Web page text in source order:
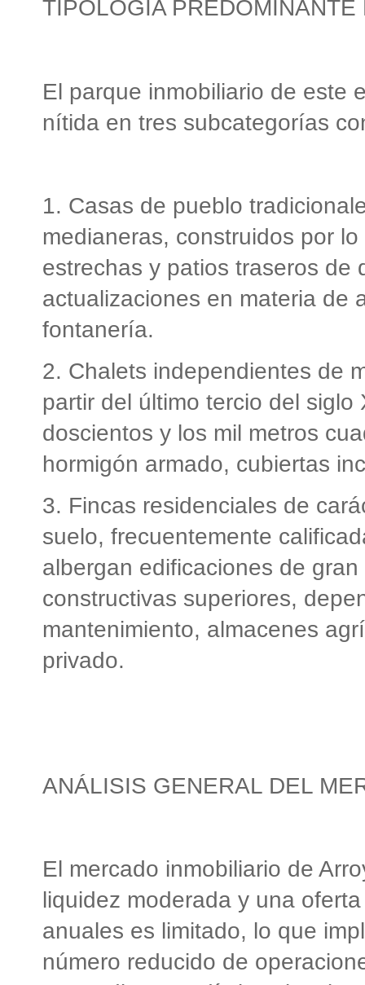
TIPOLOGÍA
El parque inmobiliario de este
nítida en tres subcategorías
1. Casas de pueblo
medianeras, construidos por
estrechas y patios traseros de
actualizaciones en materia de
fontanería.
2. Chalets independientes de
partir del último tercio del
doscientos y los mil metros
hormigón armado, cubiertas
3. Fincas residenciales de
suelo, frecuentemente
albergan edificaciones de
constructivas superiores,
mantenimiento, almacenes
privado.
ANÁLISIS GENERAL DEL
El mercado inmobiliario de
liquidez moderada y una
anuales es limitado, lo que
número reducido de